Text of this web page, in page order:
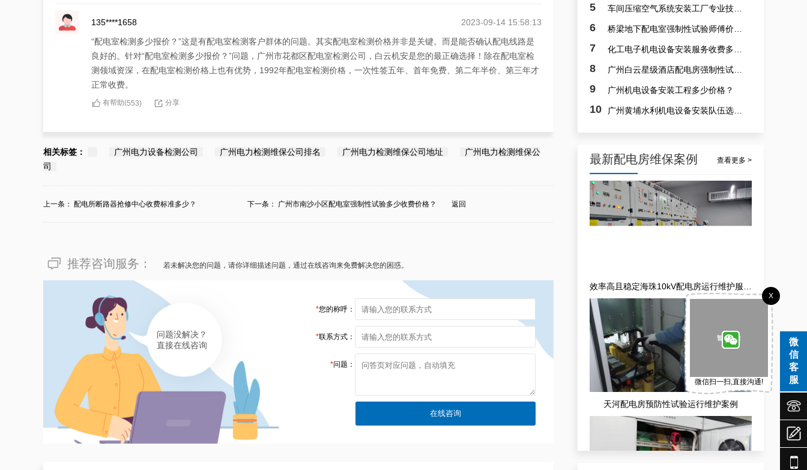
135****1658
2023-09-14 15:58:13
“配电室检测多少报价？”这是有配电室检测客户群体的问题。其实配电室检测价格并非是关键。而是能否确认配电线路是
良好的。针对“配电室检测多少报价？”问题，广州市花都区配电室检测公司，白云机安是您的最正确选择！除在配电室检
测领域资深，在配电室检测价格上也有优势，1992年配电室检测价格，一次性签五年、首年免费、第二年半价、第三年才
正常收费。
有帮助(553) 分享
相关标签： 广州电力设备检测公司 广州电力检测维保公司排名 广州电力检测维保公司地址
广州电力检测维保公
司
上一条： 配电所断路器抢修中心收费标准多少？ 下一条： 广州市南沙小区配电室强制性试验多少收费价格？ 返回
推荐咨询服务： 若未解决您的问题，请你详细描述问题，通过在线咨询来免费解决您的困惑。
问题没解决？
直接在线咨询
*您的称呼：
*联系方式：
*问题：
5
6
7
8
9 广州机电设备安装工程多少价格？
10
最新配电房维保案例 查看更多 >
稳定且有力广州配电房巡检服务，减低缺陷状态发生几率
天河配电房预防性试验运行维护案例
微
信
客
服
X
微信扫一扫,直接沟通!



